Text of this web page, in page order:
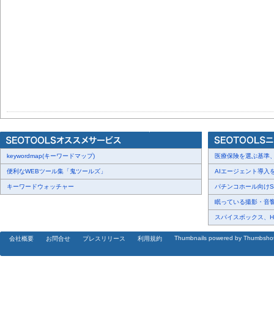
keywordmap(キーワードマップ)
便利なWEBツール集「鬼ツールズ」
キーワードウォッチャー
医療保険を選ぶ基準
AIエージェント導入
パチンコホール向け
眠っている撮影・音
スパイスボックス、
会社概要 お問合せ プレスリリース 利用規約 Thumbnails powered by